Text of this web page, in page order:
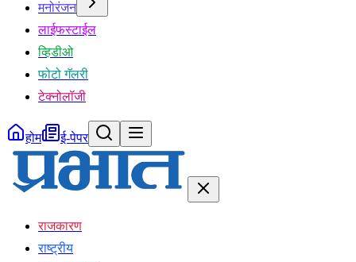
मनोरंजन
लाईफस्टाईल
व्हिडीओ
फोटो गॅलरी
टेक्नोलॉजी
होम ई-पेपर
राजकारण
राष्ट्रीय